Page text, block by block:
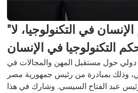
"يجب أن يتحكم الإنسان في التكنولوجيا، لا
دولي حول مستقبل المهن والمجالات في
وذلك بمبادرة من رئيس جمهورية مصر
عبد الفتاح السيسي. وشارك في هذا